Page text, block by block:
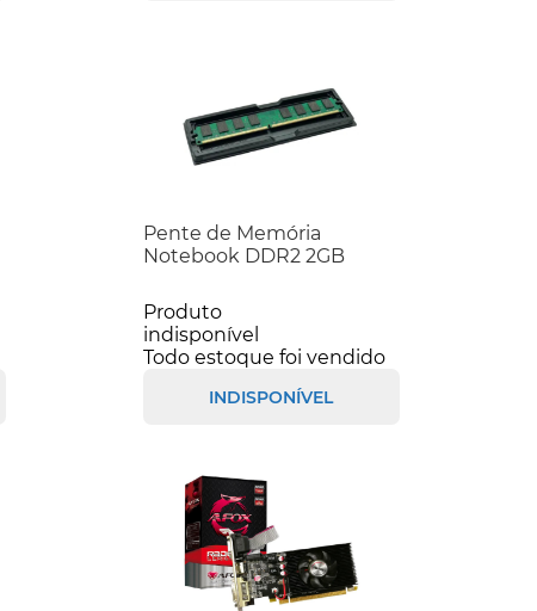
Pente de Memória
Notebook DDR2 2GB
Produto
indisponível
Todo estoque foi vendido
INDISPONÍVEL